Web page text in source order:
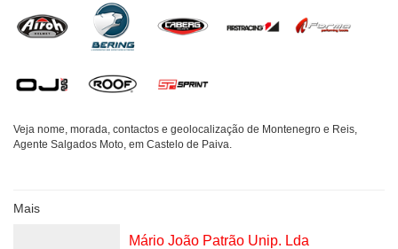
Veja nome, morada, contactos e geolocalização de Montenegro e Reis,
Agente Salgados Moto, em Castelo de Paiva.
Mais
Mário João Patrão Unip. Lda